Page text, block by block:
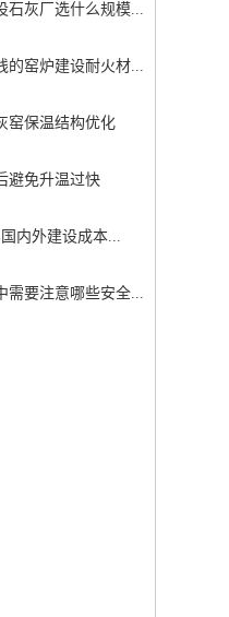
石灰厂选什么规模...
的窑炉建设耐火材...
窑保温结构优化
避免升温过快
内外建设成本...
需要注意哪些安全...